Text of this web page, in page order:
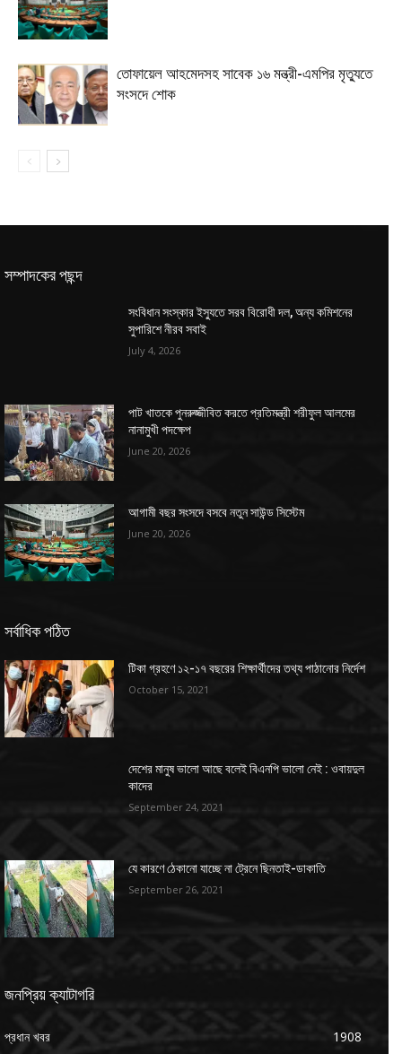
তোফায়েল আহমেদসহ সাবেক ১৬ মন্ত্রী-এমপির মৃত্যুতে
সংসদে শোক
সম্পাদকের পছন্দ
সংবিধান সংস্কার ইস্যুতে সরব বিরোধী দল, অন্য কমিশনের
সুপারিশে নীরব সবাই
July 4, 2026
পাট খাতকে পুনরুজ্জীবিত করতে প্রতিমন্ত্রী শরীফুল আলমের
নানামুখী পদক্ষেপ
June 20, 2026
আগামী বছর সংসদে বসবে নতুন সাউন্ড সিস্টেম
June 20, 2026
সর্বাধিক পঠিত
টিকা গ্রহণে ১২-১৭ বছরের শিক্ষার্থীদের তথ্য পাঠানোর নির্দেশ
October 15, 2021
দেশের মানুষ ভালো আছে বলেই বিএনপি ভালো নেই : ওবায়দুল
কাদের
September 24, 2021
যে কারণে ঠেকানো যাচ্ছে না ট্রেনে ছিনতাই-ডাকাতি
September 26, 2021
জনপ্রিয় ক্যাটাগরি
প্রধান খবর
1908